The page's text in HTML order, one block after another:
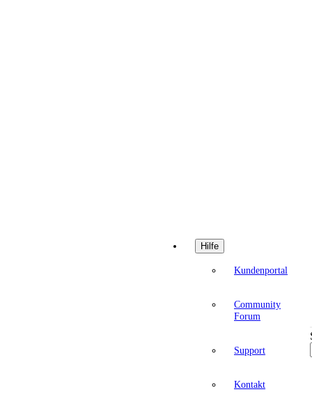
Hilfe
Kundenportal
Community
Forum
Support
Kontakt